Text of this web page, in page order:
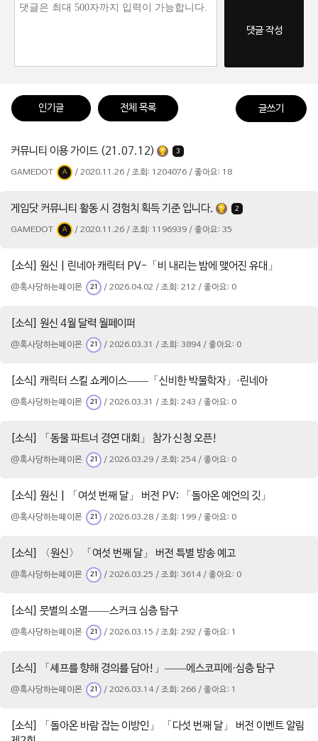
댓글 작성
인기글 전체 목록 글쓰기
커뮤니티 이용 가이드 (21.07.12) 3
GAMEDOT A / 2020.11.26 / 조회: 1204076 / 좋아요: 18
게임닷 커뮤니티 활동 시 경험치 획득 기준 입니다. 2
GAMEDOT A / 2020.11.26 / 조회: 1196939 / 좋아요: 35
[소식] 원신 | 린네아 캐릭터 PV-「비 내리는 밤에 맺어진 유대」
@혹사당하는페이몬 21 / 2026.04.02 / 조회: 212 / 좋아요: 0
[소식] 원신 4월 달력 월페이퍼
@혹사당하는페이몬 21 / 2026.03.31 / 조회: 3894 / 좋아요: 0
[소식] 캐릭터 스킬 쇼케이스——「신비한 박물학자」·린네아
@혹사당하는페이몬 21 / 2026.03.31 / 조회: 243 / 좋아요: 0
[소식] 「동물 파트너 경연 대회」 참가 신청 오픈!
@혹사당하는페이몬 21 / 2026.03.29 / 조회: 254 / 좋아요: 0
[소식] 원신 | 「여섯 번째 달」 버전 PV: 「돌아온 예언의 깃」
@혹사당하는페이몬 21 / 2026.03.28 / 조회: 199 / 좋아요: 0
[소식] 〈원신〉 「여섯 번째 달」 버전 특별 방송 예고
@혹사당하는페이몬 21 / 2026.03.25 / 조회: 3614 / 좋아요: 0
[소식] 뭇별의 소멸——스커크 심층 탐구
@혹사당하는페이몬 21 / 2026.03.15 / 조회: 292 / 좋아요: 1
[소식] 「셰프를 향해 경의를 담아!」——에스코피에·심층 탐구
@혹사당하는페이몬 21 / 2026.03.14 / 조회: 266 / 좋아요: 1
[소식] 「돌아온 바람 잡는 이방인」 「다섯 번째 달」 버전 이벤트 알림